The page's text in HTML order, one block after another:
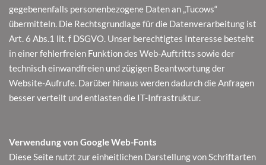
gegebenenfalls personenbezogene Daten an „Tucows“
übermitteln. Die Rechtsgrundlage für die Datenverarbeitung ist
Art. 6 Abs.1 lit. f DSGVO. Unser berechtigtes Interesse besteht
in einer fehlerfreien Funktion des Web-Auftritts sowie der
technisch einwandfreien und zügigen Beantwortung der
Website-Aufrufe. Darüber hinaus werden dadurch die Anfragen
besser verteilt und entlasten die IT-Infrastruktur.
Verwendung von Google Web-Fonts
Diese Seite nutzt zur einheitlichen Darstellung von Schriftarten